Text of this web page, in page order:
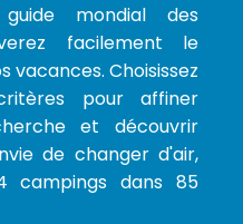
mondial des
facilement le
Choisissez
pour affiner
et découvrir
de changer d'air,
campings dans 85